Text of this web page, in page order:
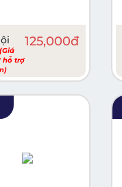
(Giá
hỗ trợ
125,000đ